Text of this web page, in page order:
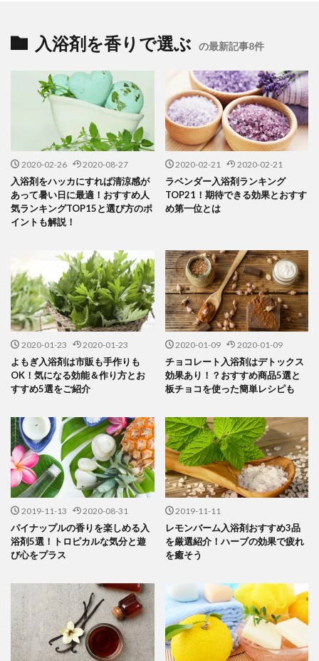
入浴剤を香りで選ぶ の最新記事8件
2020-02-26 2020-08-27
入浴剤をハッカにすれば清涼感が
あって暑い日に最適！おすすめ人
気ランキングTOP15と選び方のポ
イントも解説！
2020-02-21 2020-02-21
ラベンダー入浴剤ランキング
TOP21！期待できる効果とおすす
め第一位とは
2020-01-23 2020-01-23
よもぎ入浴剤は市販も手作りも
OK！気になる効能＆作り方とお
すすめ5選をご紹介
2020-01-09 2020-01-09
チョコレート入浴剤はデトックス
効果あり！？おすすめ商品5選と
板チョコを使った簡単レシピも
2019-11-13 2020-08-31
パイナップルの香りを楽しめる入
浴剤5選！トロピカルな気分と遊
び心をプラス
2019-11-11
レモンバーム入浴剤おすすめ3品
を厳選紹介！ハーブの効果で疲れ
を癒そう